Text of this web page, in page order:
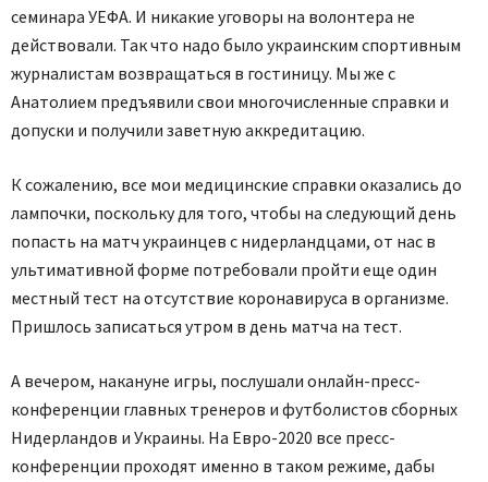
семинара УЕФА. И никакие уговоры на волонтера не
действовали. Так что надо было украинским спортивным
журналистам возвращаться в гостиницу. Мы же с
Анатолием предъявили свои многочисленные справки и
допуски и получили заветную аккредитацию.
К сожалению, все мои медицинские справки оказались до
лампочки, поскольку для того, чтобы на следующий день
попасть на матч украинцев с нидерландцами, от нас в
ультимативной форме потребовали пройти еще один
местный тест на отсутствие коронавируса в организме.
Пришлось записаться утром в день матча на тест.
А вечером, накануне игры, послушали онлайн-пресс-
конференции главных тренеров и футболистов сборных
Нидерландов и Украины. На Евро-2020 все пресс-
конференции проходят именно в таком режиме, дабы